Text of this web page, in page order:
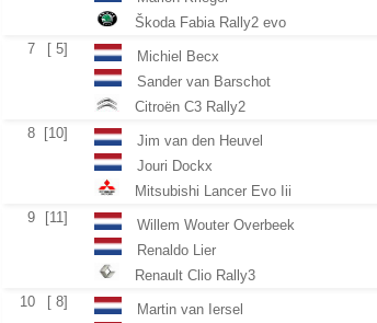
Škoda Fabia Rally2 evo
7
[ 5] Michiel Becx
Sander van Barschot
Citroën C3 Rally2
8
[10] Jim van den Heuvel
Jouri Dockx
Mitsubishi Lancer Evo Iii
9
[11] Willem Wouter Overbeek
Renaldo Lier
Renault Clio Rally3
10
[ 8] Martin van Iersel